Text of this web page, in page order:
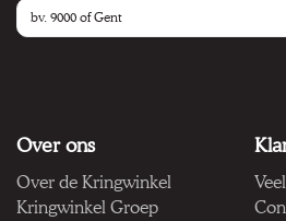
Over ons
Over de Kringwinkel
Kringwinkel Groep